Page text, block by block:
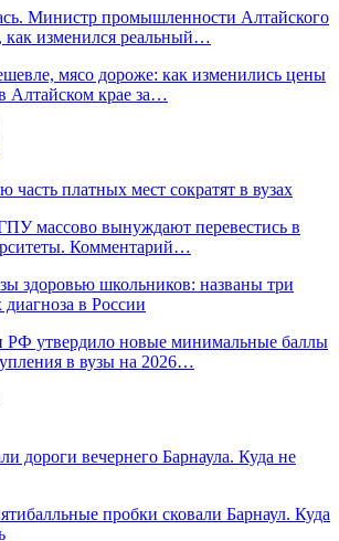
Министр промышленности Алтайского
изменился реальный…
мясо дороже: как изменились цены
Алтайском крае за…
часть платных мест сократят в вузах
массово вынуждают перевестись в
Комментарий…
здоровью школьников: названы три
в России
РФ утвердило новые минимальные баллы
в вузы на 2026…
дороги вечернего Барнаула. Куда не
пробки сковали Барнаул. Куда